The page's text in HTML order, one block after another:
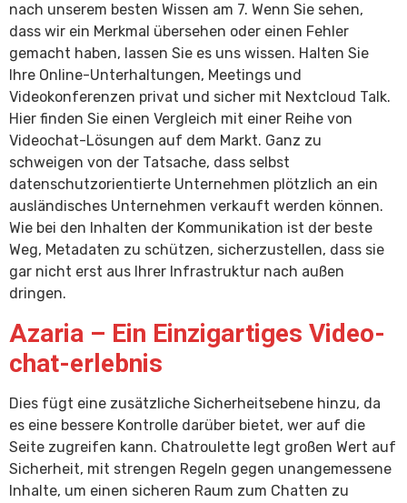
nach unserem besten Wissen am 7. Wenn Sie sehen,
dass wir ein Merkmal übersehen oder einen Fehler
gemacht haben, lassen Sie es uns wissen. Halten Sie
Ihre Online-Unterhaltungen, Meetings und
Videokonferenzen privat und sicher mit Nextcloud Talk.
Hier finden Sie einen Vergleich mit einer Reihe von
Videochat-Lösungen auf dem Markt. Ganz zu
schweigen von der Tatsache, dass selbst
datenschutzorientierte Unternehmen plötzlich an ein
ausländisches Unternehmen verkauft werden können.
Wie bei den Inhalten der Kommunikation ist der beste
Weg, Metadaten zu schützen, sicherzustellen, dass sie
gar nicht erst aus Ihrer Infrastruktur nach außen
dringen.
Azaria – Ein Einzigartiges Video-
chat-erlebnis
Dies fügt eine zusätzliche Sicherheitsebene hinzu, da
es eine bessere Kontrolle darüber bietet, wer auf die
Seite zugreifen kann. Chatroulette legt großen Wert auf
Sicherheit, mit strengen Regeln gegen unangemessene
Inhalte, um einen sicheren Raum zum Chatten zu